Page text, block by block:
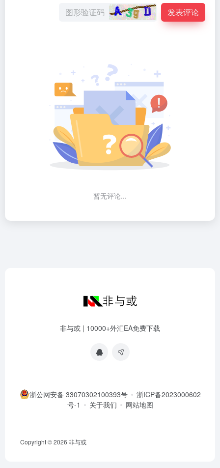
发表评论
暂无评论...
非与或 | 10000+外汇EA免费下载
浙公网安备 33070302100393号
浙ICP备2023000602
号-1
关于我们 网站地图
Copyright © 2026 非与或